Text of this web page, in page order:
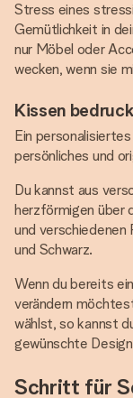
Stress eines
Gemütlichkeit in
nur Möbel oder
wecken, wenn sie
Kissen
Ein
persönliches und
Du kannst aus
herzförmigen über
und verschiedenen
und Schwarz.
Wenn du bereits
verändern
wählst, so kannst
gewünschte
Schritt für